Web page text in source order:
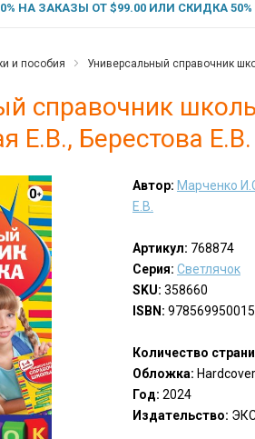
НА ЗАКАЗЫ ОТ $99.00 ИЛИ СКИДКА 50%
и пособия Универсальный справочник
справочник
Е.В., Берестова Е.В.
Автор: Марченко
Е.В.
Артикул: 768874
Серия: Светлячок
SKU: 358660
ISBN:
Количество
Обложка: Hardcover
Год: 2024
Издательство: